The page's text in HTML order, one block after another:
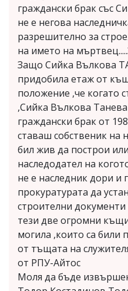
граждански брак със
не е негова
разрешително за
на името на
Защо Сийка Вълкова
придобила етаж от
положение ,че когато
,Сийка Вълкова
граждански брак от
ставаш собственик на
бил жив да построи
наследодател на
не е наследник дори и
прокуратурата да
строителни
тези две огромни
могила ,които са
от тъщата на
от РПУ-Айтос
Моля да бъде